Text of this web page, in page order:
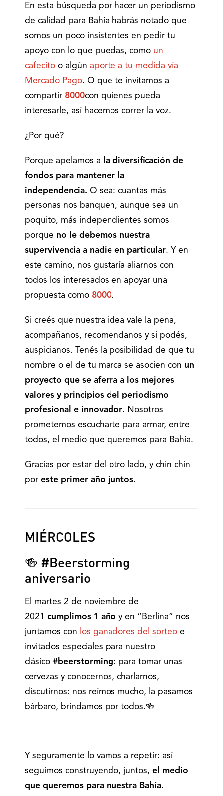
En esta búsqueda por hacer un periodismo
de calidad para Bahía habrás notado que
somos un poco insistentes en pedir tu
apoyo con lo que puedas, como un
cafecito o algún aporte a tu medida vía
Mercado Pago. O que te invitamos a
compartir 8000con quienes pueda
interesarle, así hacemos correr la voz.
¿Por qué?
Porque apelamos a
la diversificación de
fondos para mantener la
independencia. O sea: cuantas más
personas nos banquen, aunque sea un
poquito, más independientes somos
porque no le debemos nuestra
supervivencia a nadie en particular. Y en
este camino, nos gustaría aliarnos con
todos los interesados en apoyar una
propuesta como 8000.
Si creés que nuestra idea vale la pena,
acompañanos, recomendanos y si podés,
auspicianos. Tenés la posibilidad de que tu
nombre o el de tu marca se asocien con un
proyecto que se aferra a los mejores
valores y principios del periodismo
profesional e innovador. Nosotros
prometemos escucharte para armar, entre
todos, el medio que queremos para Bahía.
Gracias por estar del otro lado, y chin chin
por este primer año juntos.
MIÉRCOLES
🍻 #Beerstorming
aniversario
El martes 2 de noviembre de
2021 cumplimos 1 año y en “Berlina” nos
juntamos con los ganadores del sorteo e
invitados especiales para nuestro
clásico #beerstorming: para tomar unas
cervezas y conocernos, charlarnos,
discutirnos: nos reímos mucho, la pasamos
bárbaro, brindamos por todos.🍻
Y seguramente lo vamos a repetir: así
seguimos construyendo, juntos, el medio
que queremos para nuestra Bahía.